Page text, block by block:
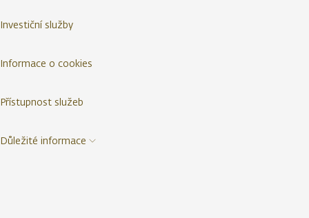
Investiční služby
Informace o cookies
Přístupnost služeb
Důležité informace